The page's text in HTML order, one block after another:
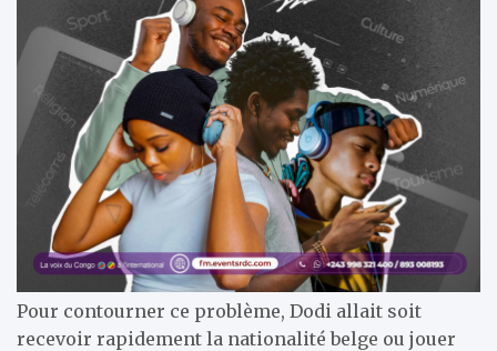
Pour contourner ce problème, Dodi allait soit
recevoir rapidement la nationalité belge ou jouer